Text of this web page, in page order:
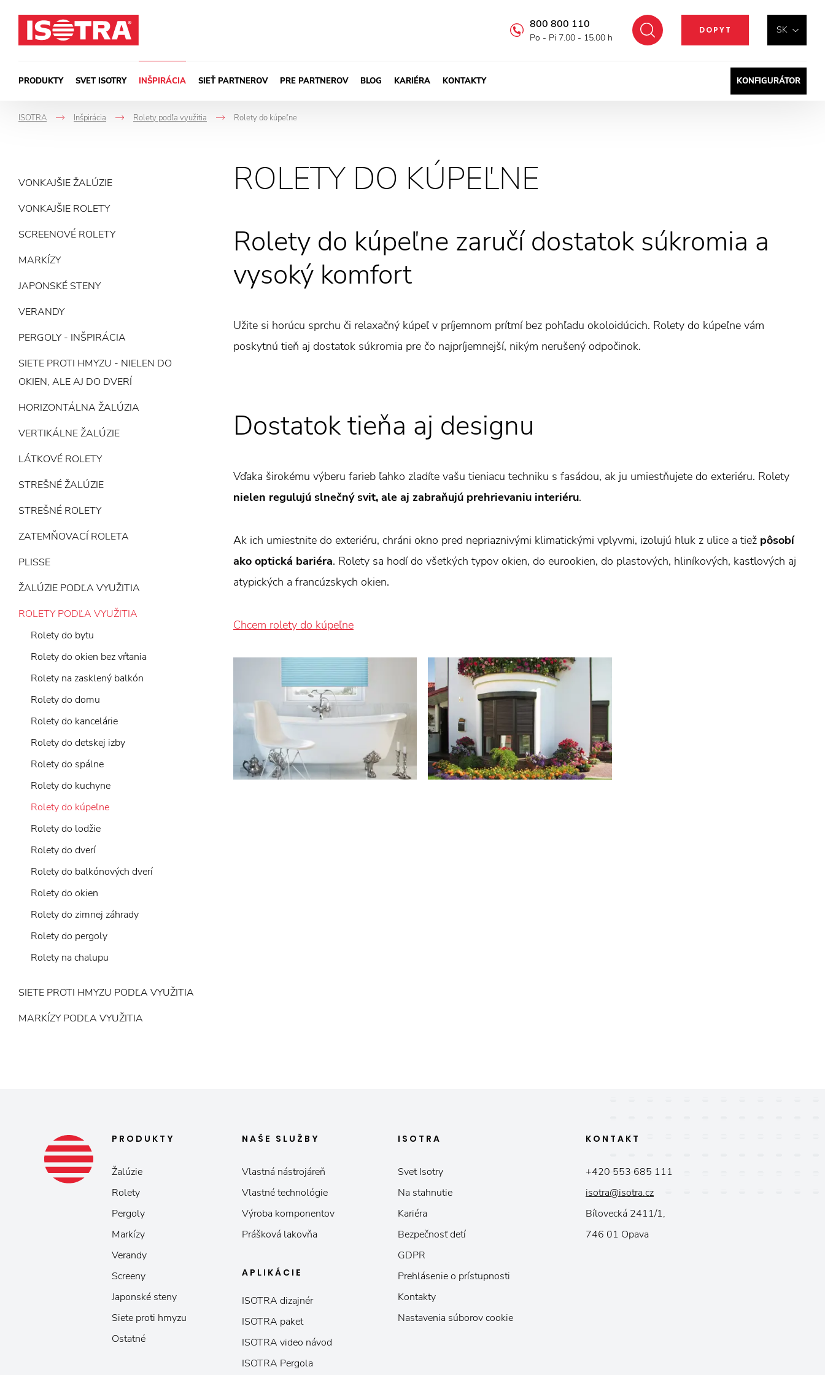
SK
DOPYT
Hľadať
800 800 110
Po - Pi 7.00 - 15.00 h
PRODUKTY SVET ISOTRY INŠPIRÁCIA SIEŤ PARTNEROV PRE PARTNEROV BLOG KARIÉRA KONTAKTY KONFIGURÁTOR
ISOTRA
->
Inšpirácia
->
Rolety podľa využitia Rolety do kúpeľne
VONKAJŠIE ŽALÚZIE
VONKAJŠIE ROLETY
SCREENOVÉ ROLETY
MARKÍZY
JAPONSKÉ STENY
VERANDY
PERGOLY - INŠPIRÁCIA
SIETE PROTI HMYZU - NIELEN DO
OKIEN, ALE AJ DO DVERÍ
HORIZONTÁLNA ŽALÚZIA
VERTIKÁLNE ŽALÚZIE
LÁTKOVÉ ROLETY
STREŠNÉ ŽALÚZIE
STREŠNÉ ROLETY
ZATEMŇOVACÍ ROLETA
PLISSE
ŽALÚZIE PODĽA VYUŽITIA
ROLETY PODĽA VYUŽITIA
Rolety do bytu
Rolety do okien bez vŕtania
Rolety na zasklený balkón
Rolety do domu
Rolety do kancelárie
Rolety do detskej izby
Rolety do spálne
Rolety do kuchyne
Rolety do kúpeľne
Rolety do lodžie
Rolety do dverí
Rolety do balkónových dverí
Rolety do okien
Rolety do zimnej záhrady
Rolety do pergoly
Rolety na chalupu
SIETE PROTI HMYZU PODĽA VYUŽITIA
MARKÍZY PODĽA VYUŽITIA
ROLETY DO KÚPEĽNE
Rolety do kúpeľne zaručí dostatok súkromia a
vysoký komfort
Užite si horúcu sprchu či relaxačný kúpeľ v príjemnom prítmí bez pohľadu okoloidúcich. Rolety do kúpeľne vám
poskytnú tieň aj dostatok súkromia pre čo najpríjemnejší, nikým nerušený odpočinok.
Dostatok tieňa aj designu
Vďaka širokému výberu farieb ľahko zladíte vašu tieniacu techniku s fasádou, ak ju umiestňujete do exteriéru. Rolety
nielen regulujú slnečný svit, ale aj zabraňujú prehrievaniu interiéru.
Ak ich umiestnite do exteriéru, chráni okno pred nepriaznivými klimatickými vplyvmi, izolujú hluk z ulice a tiež pôsobí
ako optická bariéra. Rolety sa hodí do všetkých typov okien, do eurookien, do plastových, hliníkových, kastlových aj
atypických a francúzskych okien.
Chcem rolety do kúpeľne
PRODUKTY
Žalúzie
Rolety
Pergoly
Markízy
Verandy
Screeny
Japonské steny
Siete proti hmyzu
Ostatné
NAŠE SLUŽBY
Vlastná nástrojáreň
Vlastné technológie
Výroba komponentov
Prášková lakovňa
APLIKÁCIE
ISOTRA dizajnér
ISOTRA paket
ISOTRA video návod
ISOTRA Pergola
ISOTRA
Svet Isotry
Na stahnutie
Kariéra
Bezpečnosť detí
GDPR
Prehlásenie o prístupnosti
Kontakty
Nastavenia súborov cookie
KONTAKT
+420 553 685 111
isotra@isotra.cz
Bílovecká 2411/1,
746 01 Opava